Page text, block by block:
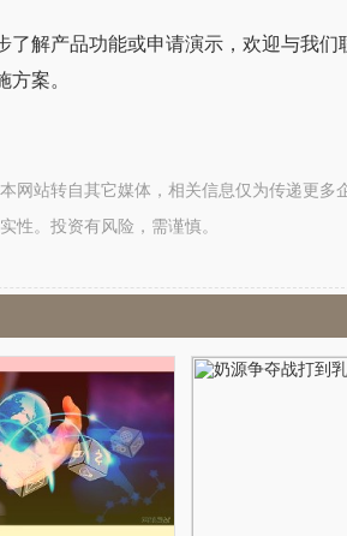
了解产品功能或申请演示，欢迎与我
方案。
网站转自其它媒体，相关信息仅为传递更
性。投资有风险，需谨慎。